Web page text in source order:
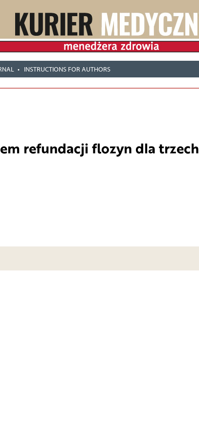
INSTRUCTIONS FOR AUTHORS
refundacji flozyn dla trzech